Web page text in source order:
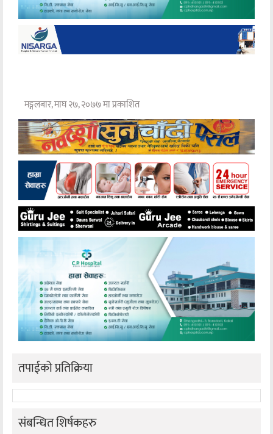
मङ्गलबार, माघ २७, २०७७ मा प्रकाशित
तपाईको प्रतिक्रिया
संबन्धित शिर्षकहरु